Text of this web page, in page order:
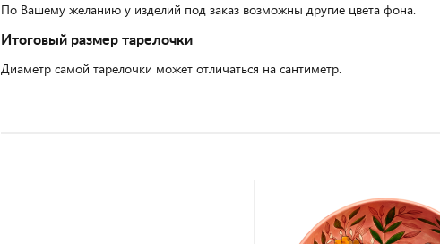
По Вашему желанию у изделий под заказ возможны другие цвета фона.
Итоговый размер тарелочки
Диаметр самой тарелочки может отличаться на сантиметр.